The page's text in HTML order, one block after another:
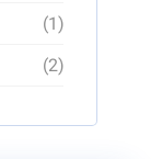
(1)
(2)